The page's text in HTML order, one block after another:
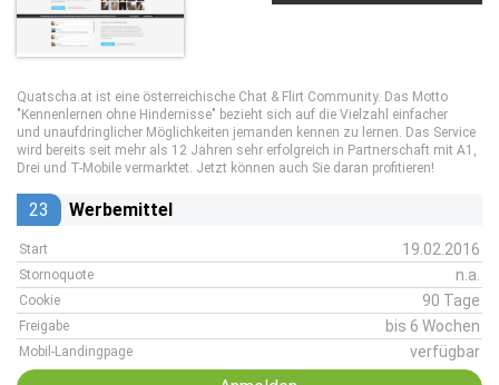
Quatscha.at ist eine österreichische Chat & Flirt Community. Das Motto
"Kennenlernen ohne Hindernisse" bezieht sich auf die Vielzahl einfacher
und unaufdringlicher Möglichkeiten jemanden kennen zu lernen. Das Service
wird bereits seit mehr als 12 Jahren sehr erfolgreich in Partnerschaft mit A1,
Drei und T-Mobile vermarktet. Jetzt können auch Sie daran profitieren!
23 Werbemittel
Start 19.02.2016
Stornoquote n.a.
Cookie 90 Tage
Freigabe bis 6 Wochen
Mobil-Landingpage verfügbar